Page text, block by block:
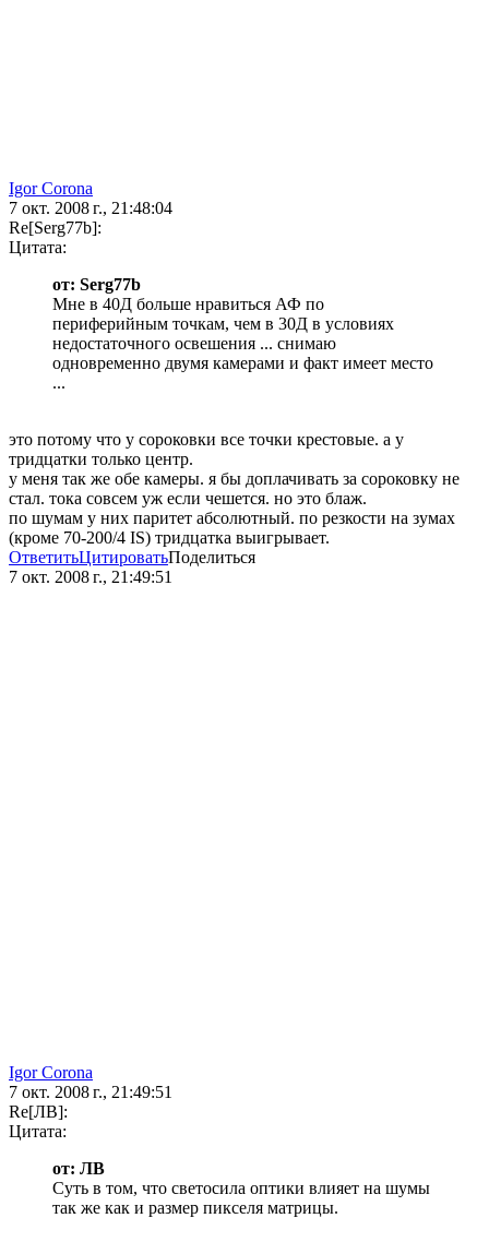
Igor Corona
7 окт. 2008 г., 21:48:04
Re[Serg77b]:
Цитата:
от: Serg77b
Мне в 40Д больше нравиться АФ по
периферийным точкам, чем в 30Д в условиях
недостаточного освешения ... снимаю
одновременно двумя камерами и факт имеет место
...
это потому что у сороковки все точки крестовые. а у
тридцатки только центр.
у меня так же обе камеры. я бы доплачивать за сороковку не
стал. тока совсем уж если чешется. но это блаж.
по шумам у них паритет абсолютный. по резкости на зумах
(кроме 70-200/4 IS) тридцатка выигрывает.
ОтветитьЦитироватьПоделиться
7 окт. 2008 г., 21:49:51
Igor Corona
7 окт. 2008 г., 21:49:51
Re[ЛВ]:
Цитата:
от: ЛВ
Суть в том, что светосила оптики влияет на шумы
так же как и размер пикселя матрицы.